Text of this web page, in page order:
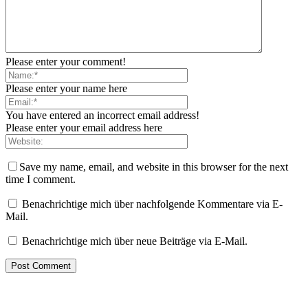
Please enter your comment!
Please enter your name here
You have entered an incorrect email address!
Please enter your email address here
Save my name, email, and website in this browser for the next
time I comment.
Benachrichtige mich über nachfolgende Kommentare via E-
Mail.
Benachrichtige mich über neue Beiträge via E-Mail.